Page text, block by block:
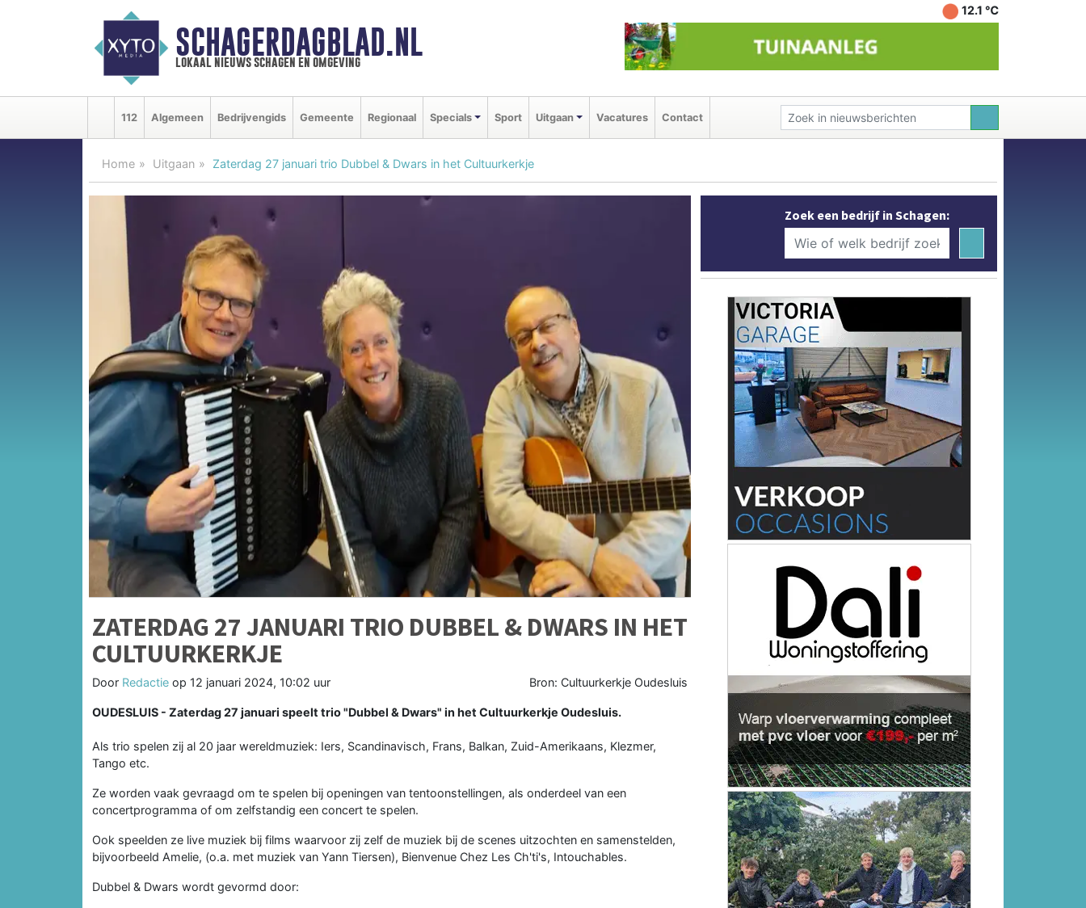
SCHAGERDAGBLAD.NL
lokaal nieuws schagen en omgeving
12.1 ℃
112 Algemeen Bedrijvengids Gemeente Regionaal Specials Sport Uitgaan Vacatures Contact
Home Uitgaan Zaterdag 27 januari trio Dubbel & Dwars in het Cultuurkerkje
ZATERDAG 27 JANUARI TRIO DUBBEL & DWARS IN HET
CULTUURKERKJE
Door Redactie op 12 januari 2024, 10:02 uur Bron: Cultuurkerkje Oudesluis
OUDESLUIS - Zaterdag 27 januari speelt trio "Dubbel & Dwars" in het Cultuurkerkje Oudesluis.
Als trio spelen zij al 20 jaar wereldmuziek: Iers, Scandinavisch, Frans, Balkan, Zuid-Amerikaans, Klezmer,
Tango etc.
Ze worden vaak gevraagd om te spelen bij openingen van tentoonstellingen, als onderdeel van een
concertprogramma of om zelfstandig een concert te spelen.
Ook speelden ze live muziek bij films waarvoor zij zelf de muziek bij de scenes uitzochten en samenstelden,
bijvoorbeeld Amelie, (o.a. met muziek van Yann Tiersen), Bienvenue Chez Les Ch'ti's, Intouchables.
Dubbel & Dwars wordt gevormd door:
Zoek een bedrijf in Schagen: